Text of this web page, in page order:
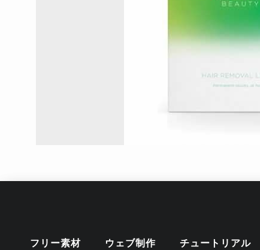
フリー素材 ウェブ制作 チュートリアル